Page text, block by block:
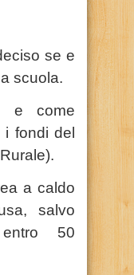
se e
scuola.
e come
fondi del
a caldo
salvo
entro 50